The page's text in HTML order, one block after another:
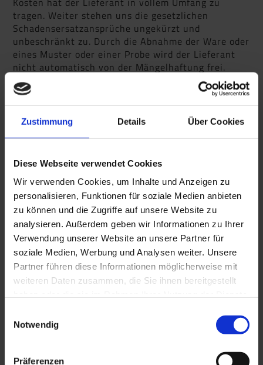
Zustimmung Details Über Cookies
Diese Webseite verwendet Cookies
Wir verwenden Cookies, um Inhalte und Anzeigen zu
personalisieren, Funktionen für soziale Medien anbieten
zu können und die Zugriffe auf unsere Website zu
analysieren. Außerdem geben wir Informationen zu Ihrer
Verwendung unserer Website an unsere Partner für
soziale Medien, Werbung und Analysen weiter. Unsere
Partner führen diese Informationen möglicherweise mit
weiteren Daten zusammen, die Sie ihnen bereitgestellt
Cookies, wenn Sie unsere Webseite weiterhin nutzen.
Notwendig
Präferenzen
tragen. Weiter stehen uns die gesetzlichen
Schadensersatzansprüche ungekürzt und
unbeschränkt zu. Durch die Abnahme der Ware oder
eines Muster oder einer Probe wird der Lieferant
nicht automatisch von der Mängelhaftung frei.
(2) Es gilt eine Verjährungsfrist von drei Jahren ab
Ablieferung, sofern gesetzlich nicht längere Fristen
Nacherfüllung der Liefergegenstand neu geliefert
wird, beginnt die Verjährung von neuem zu laufen,
Nacherfüllungspflicht zu sehen ist. Gleiches gilt im
Falle der Nachbesserung für den nachgebesserten
Teil des Liefergegenstands.
(3) In dringenden Fällen (Gefahr in Verzug oder
besondere Eilbedürftigkeit) sind wir berechtigt, auf
Kosten des Lieferanten die Mangelbeseitigung
selbst vorzunehmen. Ein dringender Fall liegt vor,
wenn es nicht mehr möglich ist, den Lieferanten zu
informieren und ihm eine (wenn auch kurze) Frist
zur Nacherfüllung zu setzen.